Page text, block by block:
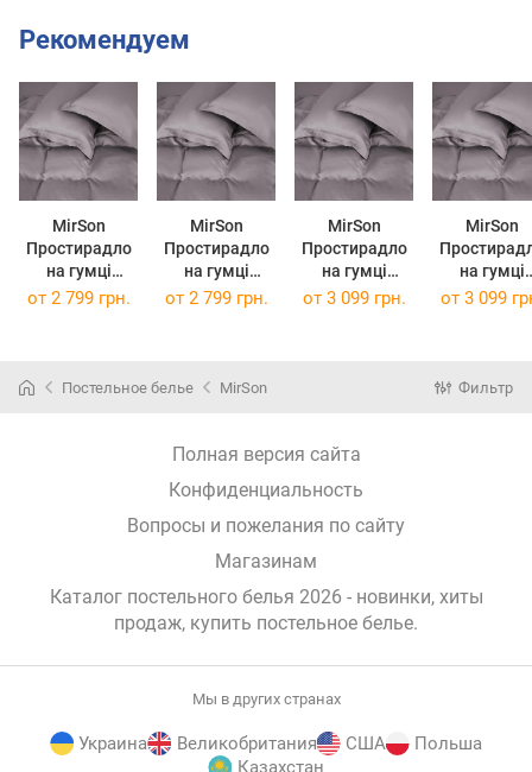
Рекомендуем
MirSon
Простирадло
на гумці
Tencel №06
MirSon
Простирадло
на гумці
Tencel №06
MirSon
Простирадло
на гумці
Tencel №06
MirSon
на гумці
Tencel
от 2 799 грн. от 2 799 грн. от 3 099 грн. от 3 099
Постельное белье MirSon Фильтр
Полная версия сайта
Конфиденциальность
Вопросы и пожелания по сайту
Магазинам
Каталог постельного белья 2026 - новинки, хиты
продаж, купить постельное белье.
Мы в других странах
Украина Великобритания США
Польша
Казахстан